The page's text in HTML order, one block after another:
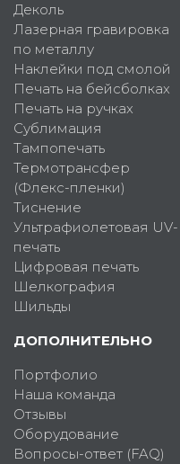
Деколь
Лазерная гравировка
по металлу
Наклейки под смолой
Печать на бейсболках
Печать на ручках
Сублимация
Тампопечать
Термотрансфер
(Флекс-пленки)
Тиснение
Ультрафиолетовая UV-
печать
Цифровая печать
Шелкография
Шильды
ДОПОЛНИТЕЛЬНО
Портфолио
Наша команда
Отзывы
Оборудование
Вопросы-ответ (FAQ)